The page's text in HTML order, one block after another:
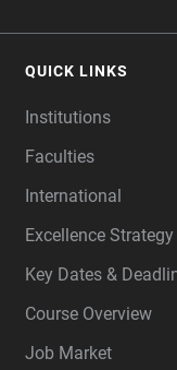
QUICK LINKS
Institutions
Faculties
International
Excellence Strategy
Key Dates &
Course Overview
Job Market